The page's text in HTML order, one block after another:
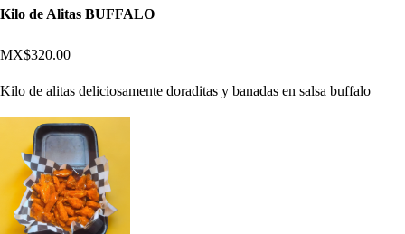
Kilo de Alitas BUFFALO
MX$320.00
Kilo de alitas deliciosamente doraditas y banadas en salsa buffalo